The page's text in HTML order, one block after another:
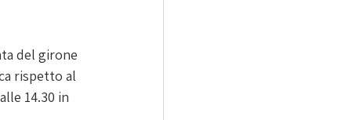
del girone
rispetto al
14.30 in